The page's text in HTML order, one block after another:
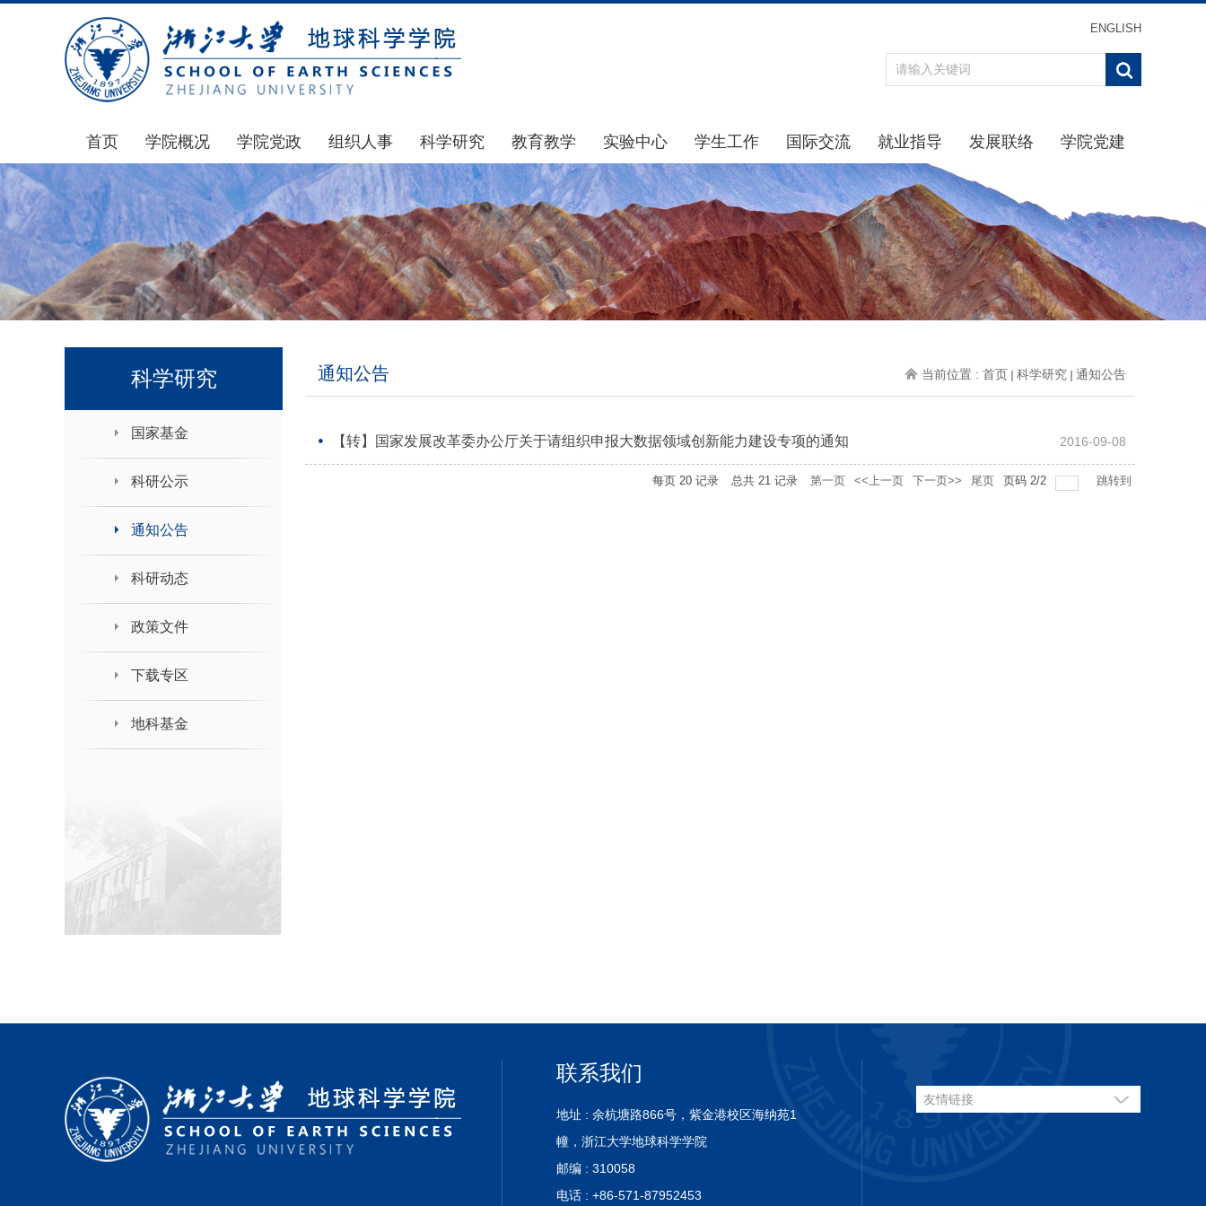
ENGLISH
首页 学院概况
学院简介
发展简史
组织机构
师资力量
虚拟学院
学院党政
通知公告
学院发文
党委会议纪要
党政联席会议纪要
教授委员会议纪要
组织人事
通知公告
博士后管理
人才招聘
年度考核
岗位聘任
下载专区
科学研究
国家基金
科研公示
通知公告
科研动态
政策文件
教育教学
本科生教育
研究生教育
实验中心
中心简介
中心动态
规章制度
实验室和仪器设备
大型仪器设备管理
学生工作
通知公告
风采展示
团学建设
奖助贷补
学生组织
国际交流
办事指南
通知公告
规章制度
动态
交流项目
就业指导
重点引导
通知公告
生涯规划
招聘信息
下载专区
办事指南
发展联络
最新消息
校友分会
校友返校
校友名录
校友捐赠
学院党建
理论学
学院纪
党建下
科学研究
国家基金
科研公示
通知公告
科研动态
政策文件
下载专区
地科基金
通知公告 当前位置 : 首页 科学研究 通知公告
【转】国家发展改革委办公厅关于请组织申报大数据领域创新能力建设专项的通知 2016-09-08
每页 20 记录 总共 21 记录 第一页 <<上一页 下一页>> 尾页 页码 2/2 跳转到
联系我们
地址 : 余杭塘路866号，紫金港校区海纳苑1
幢，浙江大学地球科学学院
邮编 : 310058
电话 : +86-571-87952453